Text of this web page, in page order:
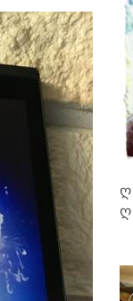
ღ
ღ